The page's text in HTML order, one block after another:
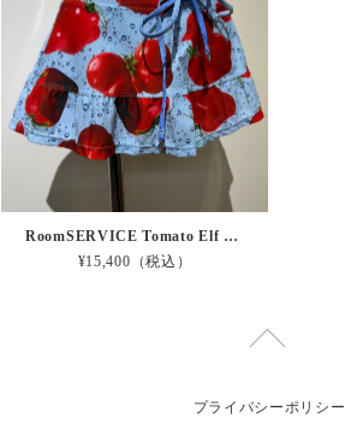
RoomSERVICE Tomato Elf Print Skirt
¥15,400（税込）
プライバシーポリシー